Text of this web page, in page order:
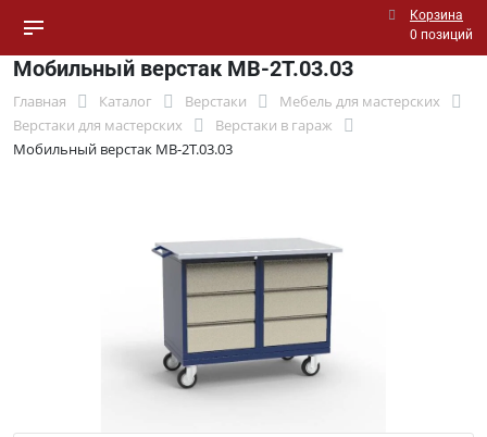
Корзина
0 позиций
Мобильный верстак МВ-2Т.03.03
Главная Каталог Верстаки
Мебель для мастерских
Верстаки для мастерских
Верстаки в гараж
Мобильный верстак МВ-2Т.03.03